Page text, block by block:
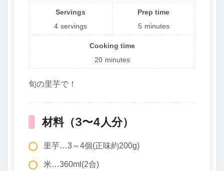
Servings
4 servings
Prep time
5 minutes
Cooking time
20 minutes
旬の里芋で！
材料（3〜4人分）
里芋…3～4個(正味約200g)
米…360ml(2合)